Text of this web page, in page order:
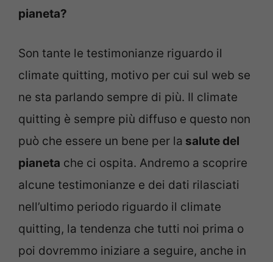
pianeta?
Son tante le testimonianze riguardo il
climate quitting, motivo per cui sul web se
ne sta parlando sempre di più. Il climate
quitting è sempre più diffuso e questo non
può che essere un bene per la salute del
pianeta che ci ospita. Andremo a scoprire
alcune testimonianze e dei dati rilasciati
nell’ultimo periodo riguardo il climate
quitting, la tendenza che tutti noi prima o
poi dovremmo iniziare a seguire, anche in